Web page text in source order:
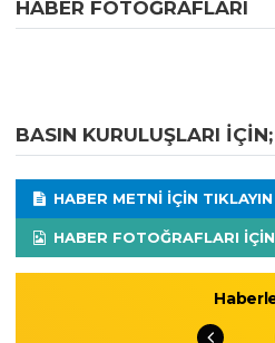
HABER FOTOĞRAFLARI
BASIN KURULUŞLARI IÇIN;
HABER METNI IÇIN TIKLAYIN
HABER FOTOĞRAFLARI